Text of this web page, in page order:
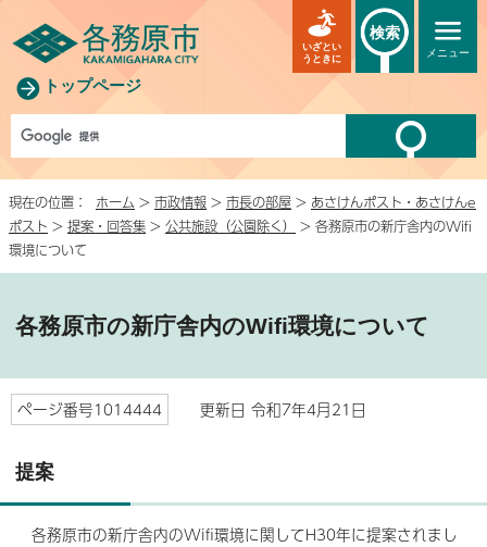
トップページ
メニュー
いざとい
うときに
検索
現在の位置： ホーム > 市政情報 > 市長の部屋 > あさけんポスト・あさけんe
ポスト > 提案・回答集 > 公共施設（公園除く）
> 各務原市の新庁舎内のWifi
環境について
各務原市の新庁舎内のWifi環境について
ページ番号1014444 更新日 令和7年4月21日
提案
各務原市の新庁舎内のWifi環境に関してH30年に提案されまし